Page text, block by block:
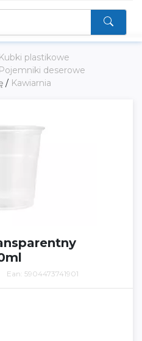
Kubki plastikowe
Pojemniki deserowe
/ Kawiarnia
Ean: 5904473741901